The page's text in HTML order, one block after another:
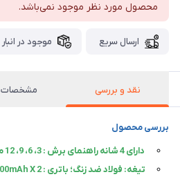
محصول مورد نظر موجود نمی‌باشد.
ارسال سریع موجود در انبار
نقد و بررسی مشخصات
بررسی محصول
دارای 4 شانه راهنمای برش : 3، 6، 9، 12 میلی متر
تیغه: فولاد ضد زنگ؛ باتری : Ni-Mh 600mAh X 2